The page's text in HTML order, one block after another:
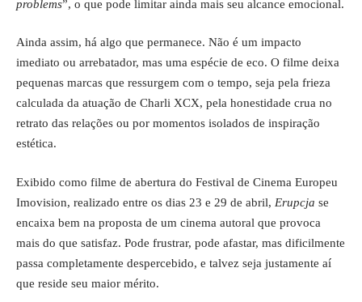
problems”, o que pode limitar ainda mais seu alcance emocional.
Ainda assim, há algo que permanece. Não é um impacto
imediato ou arrebatador, mas uma espécie de eco. O filme deixa
pequenas marcas que ressurgem com o tempo, seja pela frieza
calculada da atuação de Charli XCX, pela honestidade crua no
retrato das relações ou por momentos isolados de inspiração
estética.
Exibido como filme de abertura do Festival de Cinema Europeu
Imovision, realizado entre os dias 23 e 29 de abril, Erupcja se
encaixa bem na proposta de um cinema autoral que provoca
mais do que satisfaz. Pode frustrar, pode afastar, mas dificilmente
passa completamente despercebido, e talvez seja justamente aí
que reside seu maior mérito.